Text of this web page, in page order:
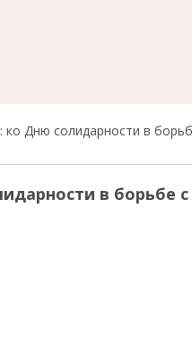
ко Дню солидарности в
в борьбе с